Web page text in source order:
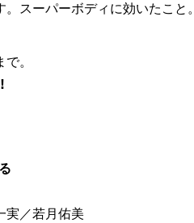
スーパーボディに効いたこと。
。
実／若月佑美